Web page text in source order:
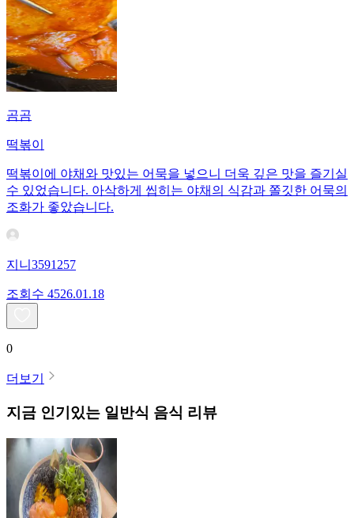
곰곰
떡볶이
떡볶이에 야채와 맛있는 어묵을 넣으니 더욱 깊은 맛을 즐기실
수 있었습니다. 아삭하게 씹히는 야채의 식감과 쫄깃한 어묵의
조화가 좋았습니다.
지니3591257
조회수 4526.01.18
0
더보기
지금 인기있는 일반식 음식 리뷰